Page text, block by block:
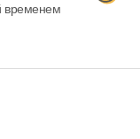
временем